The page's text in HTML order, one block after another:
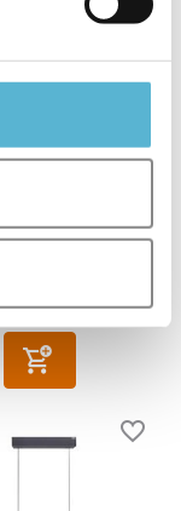
Hanglamp - LED
3 werkdagen